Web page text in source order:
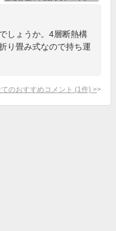
しょうか。4層断熱構
り畳み式なので持ち運
のおすすめコメント (1 件) >